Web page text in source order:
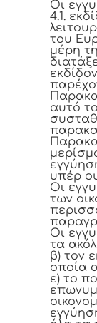
Οι
4.1.
του
μέρη
αυτό
υπέρ
Οι
των
Οι
τα
β) τον
οποία
ε) το